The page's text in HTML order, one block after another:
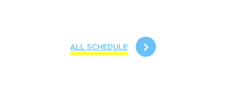
ALL SCHEDULE